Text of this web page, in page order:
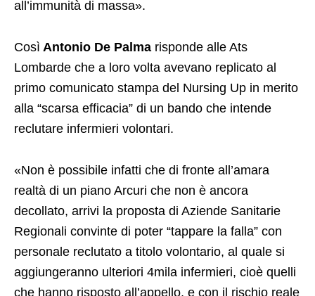
all’immunità di massa».
Così Antonio De Palma risponde alle Ats
Lombarde che a loro volta avevano replicato al
primo comunicato stampa del Nursing Up in merito
alla “scarsa efficacia” di un bando che intende
reclutare infermieri volontari.
«Non è possibile infatti che di fronte all’amara
realtà di un piano Arcuri che non è ancora
decollato, arrivi la proposta di Aziende Sanitarie
Regionali convinte di poter “tappare la falla” con
personale reclutato a titolo volontario, al quale si
aggiungeranno ulteriori 4mila infermieri, cioè quelli
che hanno risposto all’appello, e con il rischio reale